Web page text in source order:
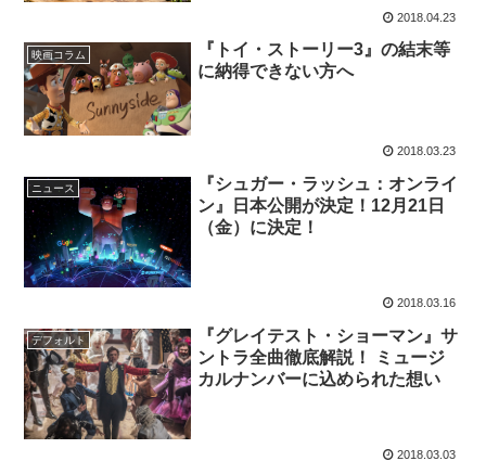
2018.04.23
映画コラム
『トイ・ストーリー3』の結末等
に納得できない方へ
2018.03.23
ニュース
『シュガー・ラッシュ：オンライ
ン』日本公開が決定！12月21日
（金）に決定！
2018.03.16
デフォルト
『グレイテスト・ショーマン』サ
ントラ全曲徹底解説！ ミュージ
カルナンバーに込められた想い
2018.03.03